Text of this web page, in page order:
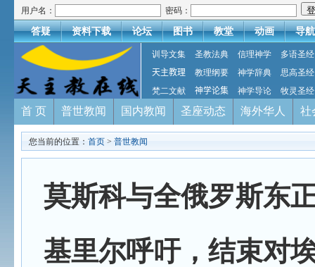
用户名： 密码：
答疑 资料下载 论坛 图书 教堂 动画 导航
训导文集 圣教法典 信理神学
多语圣经
天主教理
教理纲要 神学辞典
思高圣经
梵二文献
神学论集 神学导论 牧灵圣经
首 页 普世教闻 国内教闻 圣座动态 海外华人 社
您当前的位置： 首页 > 普世教闻
莫斯科与全俄罗斯东
基里尔呼吁，结束对